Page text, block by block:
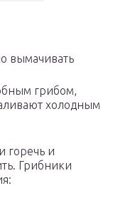
вымачивать
грибом,
холодным
горечь и
Грибники